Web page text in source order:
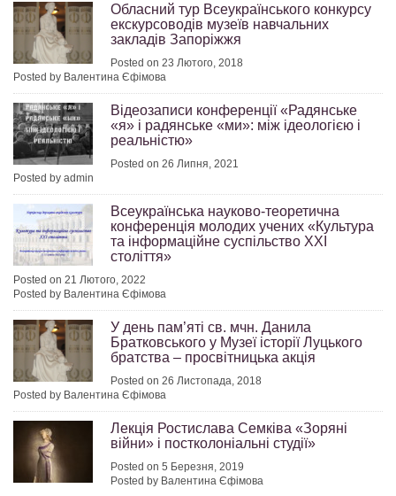
Обласний тур Всеукраїнського конкурсу
екскурсоводів музеїв навчальних
закладів Запоріжжя
Posted on 23 Лютого, 2018
Posted by Валентина Єфімова
Відеозаписи конференції «Радянське
«я» і радянське «ми»: між ідеологією і
реальністю»
Posted on 26 Липня, 2021
Posted by admin
Всеукраїнська науково-теоретична
конференція молодих учених «Культура
та інформаційне суспільство XXI
століття»
Posted on 21 Лютого, 2022
Posted by Валентина Єфімова
У день пам’яті св. мчн. Данила
Братковського у Музеї історії Луцького
братства – просвітницька акція
Posted on 26 Листопада, 2018
Posted by Валентина Єфімова
Лекція Ростислава Семківа «Зоряні
війни» і постколоніальні студії»
Posted on 5 Березня, 2019
Posted by Валентина Єфімова